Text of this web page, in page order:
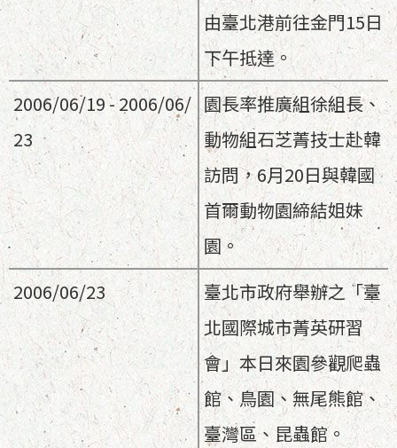
由臺北港前往金門15日
下午抵達。
2006/06/19 - 2006/06/
23
園長率推廣組徐組長、
動物組石芝菁技士赴韓
訪問，6月20日與韓國
首爾動物園締結姐妹
園。
2006/06/23
臺北市政府舉辦之「臺
北國際城市菁英研習
會」本日來園參觀爬蟲
館、鳥園、無尾熊館、
臺灣區、昆蟲館。